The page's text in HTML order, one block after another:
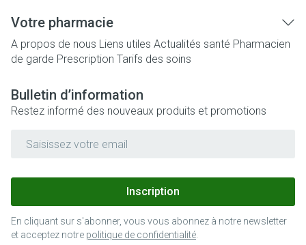
Votre pharmacie
A propos de nous Liens utiles Actualités santé Pharmacien
de garde Prescription Tarifs des soins
Bulletin d’information
Restez informé des nouveaux produits et promotions
Inscription
En cliquant sur s'abonner, vous vous abonnez à notre newsletter
et acceptez notre politique de confidentialité